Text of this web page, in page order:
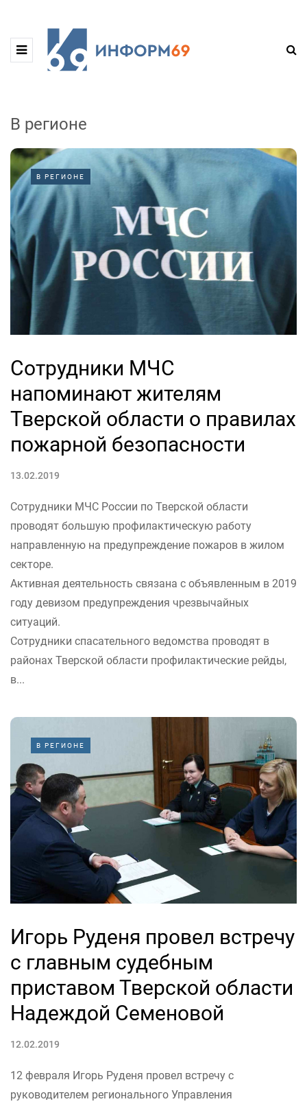
В регионе
В РЕГИОНЕ
Cотрудники МЧС
напоминают жителям
Тверской области о правилах
пожарной безопасности
13.02.2019
Сотрудники МЧС России по Тверской области
проводят большую профилактическую работу
направленную на предупреждение пожаров в жилом
секторе.
Активная деятельность связана с объявленным в 2019
году девизом предупреждения чрезвычайных
ситуаций.
Сотрудники спасательного ведомства проводят в
районах Тверской области профилактические рейды,
в...
В РЕГИОНЕ
Игорь Руденя провел встречу
с главным судебным
приставом Тверской области
Надеждой Семеновой
12.02.2019
12 февраля Игорь Руденя провел встречу с
руководителем регионального Управления